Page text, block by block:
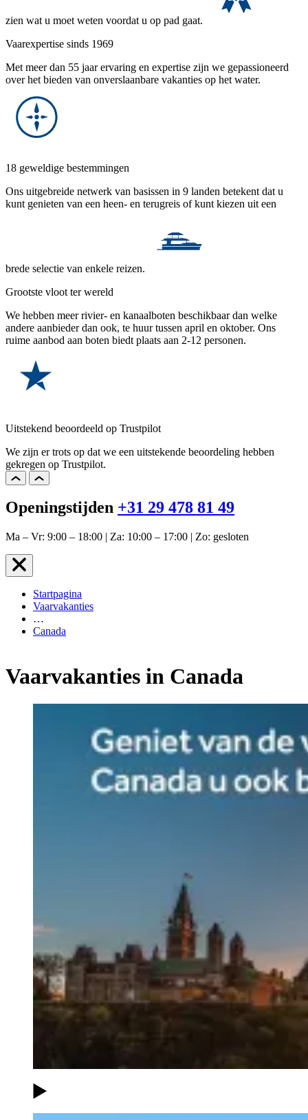
zien wat u moet weten voordat u op pad gaat.
Vaarexpertise sinds 1969
Met meer dan 55 jaar ervaring en expertise zijn we gepassioneerd
over het bieden van onverslaanbare vakanties op het water.
18 geweldige bestemmingen
Ons uitgebreide netwerk van basissen in 9 landen betekent dat u
kunt genieten van een heen- en terugreis of kunt kiezen uit een
brede selectie van enkele reizen.
Grootste vloot ter wereld
We hebben meer rivier- en kanaalboten beschikbaar dan welke
andere aanbieder dan ook, te huur tussen april en oktober. Ons
ruime aanbod aan boten biedt plaats aan 2-12 personen.
Uitstekend beoordeeld op Trustpilot
We zijn er trots op dat we een uitstekende beoordeling hebben
gekregen op Trustpilot.
Openingstijden +31 29 478 81 49
Ma – Vr: 9:00 – 18:00 | Za: 10:00 – 17:00 | Zo: gesloten
Startpagina
Vaarvakanties
…
Canada
Vaarvakanties in Canada